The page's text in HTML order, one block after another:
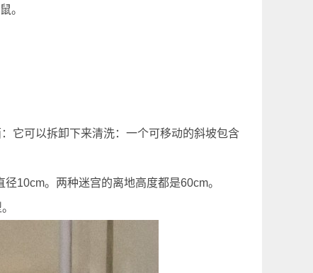
。
它可以拆卸下来清洗：一个可移动的斜坡包含
10cm。两种迷宫的离地高度都是60cm。